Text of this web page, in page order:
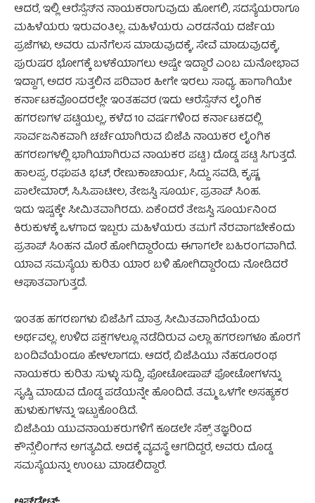
ಆದರೆ, ಇಲ್ಲಿ ಆರೆಸ್ಸೆಸ್‍ನ ನಾಯಕರಾಗುವುದು ಹೋಗಲಿ, ಸದಸ್ಯೆಯರಾಗೂ
ಮಹಿಳೆಯರು ಇರುವಂತಿಲ್ಲ. ಮಹಿಳೆಯರು ಎರಡನೆಯ ದರ್ಜೆಯ
ಪ್ರಜೆಗಳು, ಅವರು ಮನೆಗೆಲಸ ಮಾಡುವುದಕ್ಕೆ, ಸೇವೆ ಮಾಡುವುದಕ್ಕೆ,
ಪುರುಷರ ಭೋಗಕ್ಕೆ ಬಳಕೆಯಾಗಲು ಅಷ್ಟೇ ಇದ್ದಾರೆ ಎಂಬ ಮನೋಭಾವ
ಇದ್ದಾಗ, ಅದರ ಸುತ್ತಲಿನ ಪರಿವಾರ ಹೀಗೇ ಇರಲು ಸಾಧ್ಯ. ಹಾಗಾಗಿಯೇ
ಕರ್ನಾಟಕವೊಂದರಲ್ಲೇ ಇಂತಹವರ (ಇದು ಆರೆಸ್ಸೆಸ್‍ನ ಲೈಂಗಿಕ
ಹಗರಣಗಳ ಪಟ್ಟಿಯಲ್ಲ, ಕಳೆದ 10 ವರ್ಷಗಳಿಂದ ಕರ್ನಾಟಕದಲ್ಲಿ
ಸಾರ್ವಜನಿಕವಾಗಿ ಚರ್ಚೆಯಾಗಿರುವ ಬಿಜೆಪಿ ನಾಯಕರ ಲೈಂಗಿಕ
ಹಗರಣಗಳಲ್ಲಿ ಭಾಗಿಯಾಗಿರುವ ನಾಯಕರ ಪಟ್ಟಿ) ದೊಡ್ಡ ಪಟ್ಟಿ ಸಿಗುತ್ತದೆ.
ಹಾಲಪ್ಪ, ರಘುಪತಿ ಭಟ್, ರೇಣುಕಾಚಾರ್ಯ, ಸಿದ್ದು ಸವಡಿ, ಕೃಷ್ಣ
ಪಾಲೇಮಾರ್, ಸಿ.ಸಿ.ಪಾಟೀಲ, ತೇಜಸ್ವಿ ಸೂರ್ಯ, ಪ್ರತಾಪ್ ಸಿಂಹ.
ಇದು ಇಷ್ಟಕ್ಕೇ ಸೀಮಿತವಾಗಿರದು. ಏಕೆಂದರೆ ತೇಜಸ್ವಿ ಸೂರ್ಯನಿಂದ
ಕಿರುಕುಳಕ್ಕೆ ಒಳಗಾದ ಇಬ್ಬರು ಮಹಿಳೆಯರು ತಮಗೆ ನೆರವಾಗಬೇಕೆಂದು
ಪ್ರತಾಪ್ ಸಿಂಹನ ಮೊರೆ ಹೋಗಿದ್ದಾರೆಂದು ಈಗಾಗಲೇ ಬಹಿರಂಗವಾಗಿದೆ.
ಯಾವ ಸಮಸ್ಯೆಯ ಕುರಿತು ಯಾರ ಬಳಿ ಹೋಗಿದ್ದಾರೆಂದು ನೋಡಿದರೆ
ಆಘಾತವಾಗುತ್ತದೆ.
ಇಂತಹ ಹಗರಣಗಳು ಬಿಜೆಪಿಗೆ ಮಾತ್ರ ಸೀಮಿತವಾಗಿದೆಯೆಂದು
ಅರ್ಥವಲ್ಲ. ಉಳಿದ ಪಕ್ಷಗಳಲ್ಲೂ ನಡೆದಿರುವ ಎಲ್ಲಾ ಹಗರಣಗಳೂ ಹೊರಗೆ
ಬಂದಿವೆಯೆಂದೂ ಹೇಳಲಾಗದು. ಆದರೆ, ಬಿಜೆಪಿಯು ನೆಹರೂರಂಥ
ನಾಯಕರು ಕುರಿತು ಸುಳ್ಳು ಸುದ್ದಿ, ಫೋಟೋಷಾಪ್ ಫೋಟೋಗಳನ್ನು
ಸೃಷ್ಟಿ ಮಾಡುವ ದೊಡ್ಡ ಪಡೆಯನ್ನೇ ಹೊಂದಿದೆ. ತಮ್ಮ ಒಳಗೇ ಅಸಹ್ಯಕರ
ಹುಳುಕುಗಳನ್ನು ಇಟ್ಟುಕೊಂಡಿದೆ.
ಬಿಜೆಪಿಯ ಯುವನಾಯಕರುಗಳಿಗೆ ಕೂಡಲೇ ಸೆಕ್ಸ್ ತಜ್ಞರಿಂದ
ಕೌನ್ಸೆಲಿಂಗ್‍ನ ಅಗತ್ಯವಿದೆ. ಅದಕ್ಕೆ ವ್ಯವಸ್ಥೆ ಆಗದಿದ್ದರೆ, ಅವರು ದೊಡ್ಡ
ಸಮಸ್ಯೆಯನ್ನು ಉಂಟು ಮಾಡಲಿದ್ದಾರೆ.